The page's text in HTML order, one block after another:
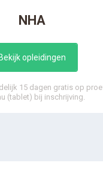
NHA
Bekijk opleidingen
15 dagen gratis op
(tablet) bij inschrijving.